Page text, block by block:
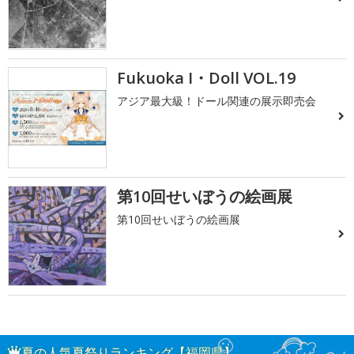
Fukuoka I・Doll VOL.19
アジア最大級！ドール関連の展示即売会
第10回せいぼうの絵画展
第10回せいぼうの絵画展